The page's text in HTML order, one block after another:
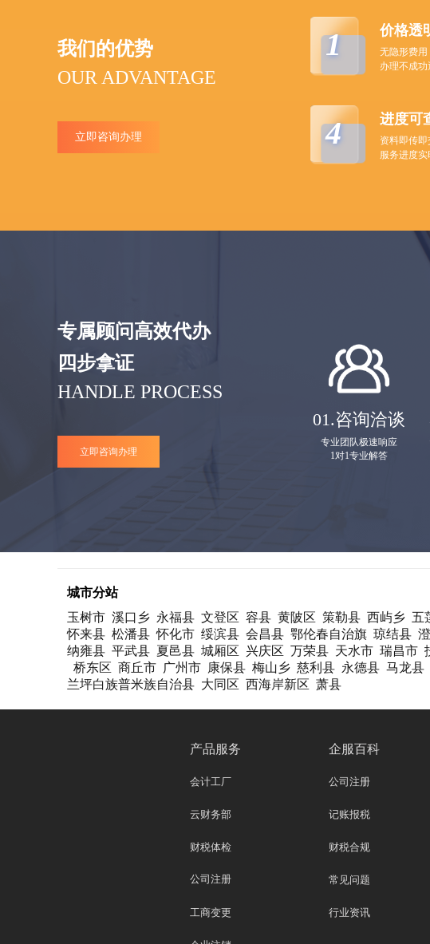
我们的优势
OUR ADVANTAGE
立即咨询办理
1 价格透
无隐形费用
办理不成功
4 进度可
资料即传即
服务进度实
专属顾问高效代办
四步拿证
HANDLE PROCESS
立即咨询办理
01.咨询洽谈
专业团队极速响应
1对1专业解答
城市分站
玉树市 溪口乡 永福县 文登区 容县 黄陂区 策勒县 西屿乡 五
怀来县 松潘县 怀化市 绥滨县 会昌县 鄂伦春自治旗 琼结县
纳雍县 平武县 夏邑县 城厢区 兴庆区 万荣县 天水市 瑞昌市
桥东区 商丘市 广州市 康保县 梅山乡 慈利县 永德县 马龙县
兰坪白族普米族自治县 大同区 西海岸新区 萧县
产品服务
会计工厂
云财务部
财税体检
公司注册
工商变更
企服百科
公司注册
记账报税
财税合规
常见问题
行业资讯